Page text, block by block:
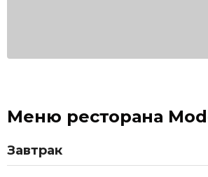
Меню ресторана
Завтрак